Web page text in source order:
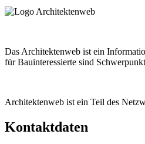
Das Architektenweb ist ein
für Bauinteressierte sind
Architektenweb ist ein Teil des
Kontaktdaten